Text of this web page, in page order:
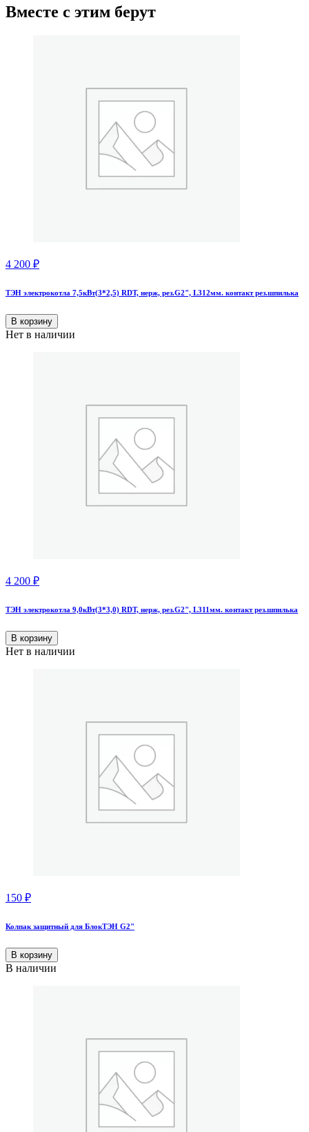
Вместе с этим берут
4 200 ₽
ТЭН электрокотла 7,5кВт(3*2,5) RDT, нерж, рез.G2", L312мм. контакт рез.шпилька
В корзину
Нет в наличии
4 200 ₽
ТЭН электрокотла 9,0кВт(3*3,0) RDT, нерж, рез.G2", L311мм. контакт рез.шпилька
В корзину
Нет в наличии
150 ₽
Колпак защитный для БлокТЭН G2"
В корзину
В наличии